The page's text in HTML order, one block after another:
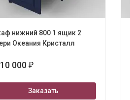
нижний 800 1 ящик 2
Океания Кристалл
10 000 ₽
Заказать